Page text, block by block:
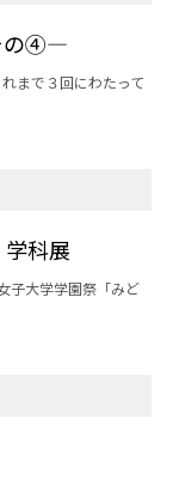
の④―
まで３回にわたって
科展
子大学学園祭「みど